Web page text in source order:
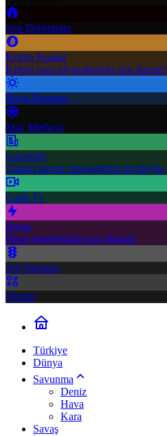
Son Depremler
Kripto Paralar
Kripto para piyasalarında son durum!
Hava Durumu
Maç Merkezi
Gazeteler
Günün gazete manşetlerini inceleyin.
Canlı Tv
Borsa
Hisse senetlerinde son durum!
Yol Durumu
Fikstür
Türkiye
Dünya
Savunma
Deniz
Hava
Kara
Savaş